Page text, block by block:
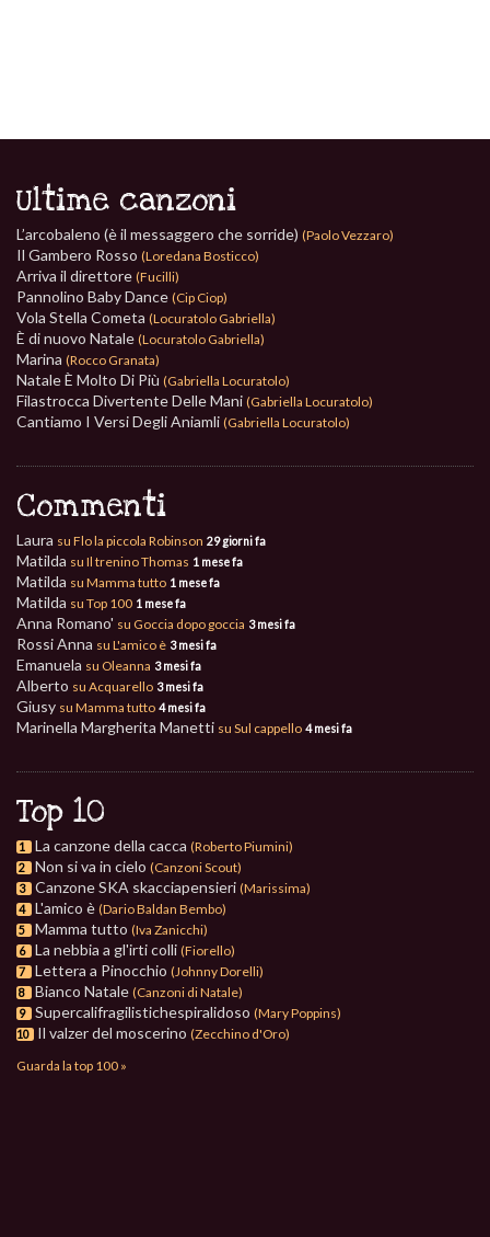
Ultime canzoni
L’arcobaleno (è il messaggero che sorride) (Paolo Vezzaro)
Il Gambero Rosso (Loredana Bosticco)
Arriva il direttore (Fucilli)
Pannolino Baby Dance (Cip Ciop)
Vola Stella Cometa (Locuratolo Gabriella)
È di nuovo Natale (Locuratolo Gabriella)
Marina (Rocco Granata)
Natale È Molto Di Più (Gabriella Locuratolo)
Filastrocca Divertente Delle Mani (Gabriella Locuratolo)
Cantiamo I Versi Degli Aniamli (Gabriella Locuratolo)
Commenti
Laura su Flo la piccola Robinson 29 giorni fa
Matilda su Il trenino Thomas 1 mese fa
Matilda su Mamma tutto 1 mese fa
Matilda su Top 100 1 mese fa
Anna Romano' su Goccia dopo goccia 3 mesi fa
Rossi Anna su L'amico è 3 mesi fa
Emanuela su Oleanna 3 mesi fa
Alberto su Acquarello 3 mesi fa
Giusy su Mamma tutto 4 mesi fa
Marinella Margherita Manetti su Sul cappello 4 mesi fa
Top 10
1 La canzone della cacca (Roberto Piumini)
2 Non si va in cielo (Canzoni Scout)
3 Canzone SKA skacciapensieri (Marissima)
4 L'amico è (Dario Baldan Bembo)
5 Mamma tutto (Iva Zanicchi)
6 La nebbia a gl'irti colli (Fiorello)
7 Lettera a Pinocchio (Johnny Dorelli)
8 Bianco Natale (Canzoni di Natale)
9 Supercalifragilistichespiralidoso (Mary Poppins)
10 Il valzer del moscerino (Zecchino d'Oro)
Guarda la top 100 »